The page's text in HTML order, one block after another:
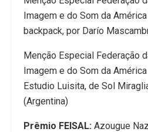
Imagem e do Som da
backpack, por Darío
Menção Especial Federação
Imagem e do Som da
Estudio Luisita, de Sol
(Argentina)
Prêmio FEISAL: Azougue